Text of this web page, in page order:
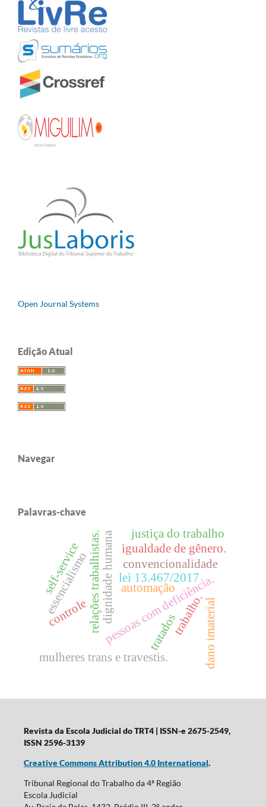
Open Journal Systems
Edição Atual
Navegar
Palavras-chave
lei 13.467/2017
relações trabalhistas.pessoas com deficiência.
dignidade humana
essencialismo
mulheres trans e travestis.
trabalho.
igualdade de gênero.
automação
self-service
controle
convencionalidade
tratados
justiça do trabalho
dano imaterial
Revista da Escola Judicial do TRT4 | ISSN-e 2675-2549,
ISSN 2596-3139
Creative Commons Attribution 4.0 International.
Tribunal Regional do Trabalho da 4ª Região
Escola Judicial